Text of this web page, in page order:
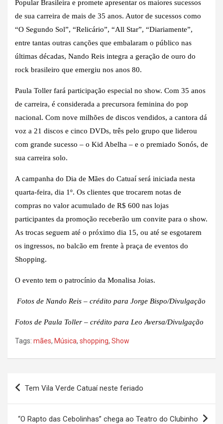
Popular Brasileira e promete apresentar os maiores sucessos
de sua carreira de mais de 35 anos. Autor de sucessos como
“O Segundo Sol”, “Relicário”, “All Star”, “Diariamente”,
entre tantas outras canções que embalaram o público nas
últimas décadas, Nando Reis integra a geração de ouro do
rock brasileiro que emergiu nos anos 80.
Paula Toller fará participação especial no show. Com 35 anos
de carreira, é considerada a precursora feminina do pop
nacional. Com nove milhões de discos vendidos, a cantora dá
voz a 21 discos e cinco DVDs, três pelo grupo que liderou
com grande sucesso – o Kid Abelha – e o premiado Sonós, de
sua carreira solo.
A campanha do Dia de Mães do Catuaí será iniciada nesta
quarta-feira, dia 1º. Os clientes que trocarem notas de
compras no valor acumulado de R$ 600 nas lojas
participantes da promoção receberão um convite para o show.
As trocas seguem até o próximo dia 15, ou até se esgotarem
os ingressos, no balcão em frente à praça de eventos do
Shopping.
O evento tem o patrocínio da Monalisa Joias.
Fotos de Nando Reis – crédito para Jorge Bispo/Divulgação
Fotos de Paula Toller – crédito para Leo Aversa/Divulgação
Tags: mães, Música, shopping, Show
Tem Vila Verde Catuaí neste feriado
“O Rapto das Cebolinhas” chega ao Teatro do Clubinho